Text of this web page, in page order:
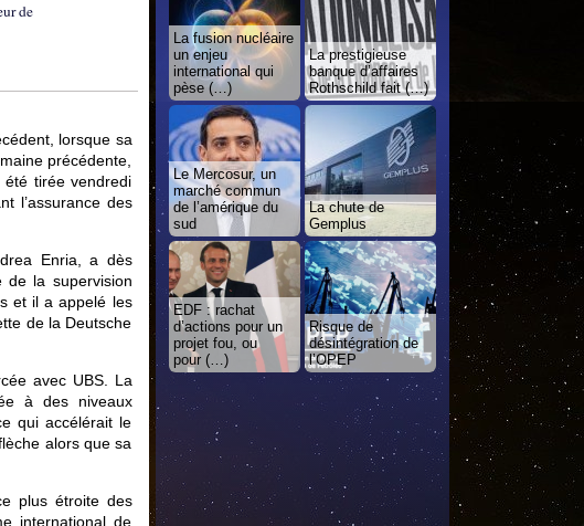
de
lorsque sa
précédente,
tirée vendredi
l’assurance des
Enria, a dès
de la supervision
et il a appelé les
de la Deutsche
avec UBS. La
à des niveaux
qui accélérait le
alors que sa
plus étroite des
international de
La fusion nucléaire
un enjeu
international qui
pèse (…)
La prestigieuse
banque d’affaires
Rothschild fait (…)
Le Mercosur, un
marché commun
de l’amérique du
sud
La chute de
Gemplus
EDF : rachat
d’actions pour un
projet fou, ou
pour (…)
Risque de
désintégration de
l’OPEP